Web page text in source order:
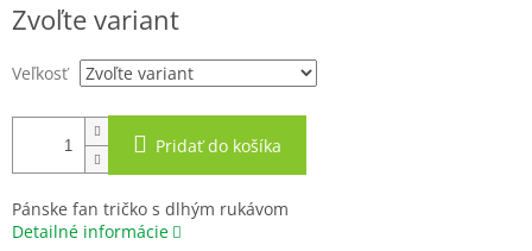
cena:
Zvoľte variant
Veľkosť
Pridať do košíka
Pánske fan tričko s dlhým rukávom
Detailné informácie